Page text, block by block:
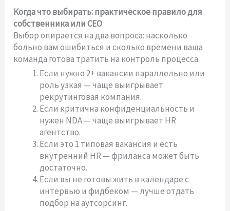
Когда что выбирать: практическое правило для
собственника или CEO
Выбор опирается на два вопроса: насколько
больно вам ошибиться и сколько времени ваша
команда готова тратить на контроль процесса.
Если нужно 2+ вакансии параллельно или
роль узкая — чаще выигрывает
рекрутинговая компания.
Если критична конфиденциальность и
нужен NDA — чаще выигрывает HR
агентство.
Если это 1 типовая вакансия и есть
внутренний HR — фриланса может быть
достаточно.
Если вы не готовы жить в календаре с
интервью и фидбеком — лучше отдать
подбор на аутсорсинг.